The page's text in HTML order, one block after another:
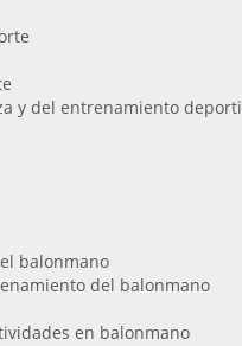
y del entrenamiento
balonmano
del balonmano
en balonmano